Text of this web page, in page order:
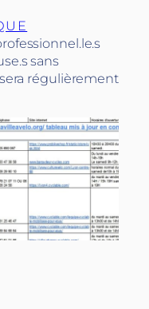
sans
régulièrement